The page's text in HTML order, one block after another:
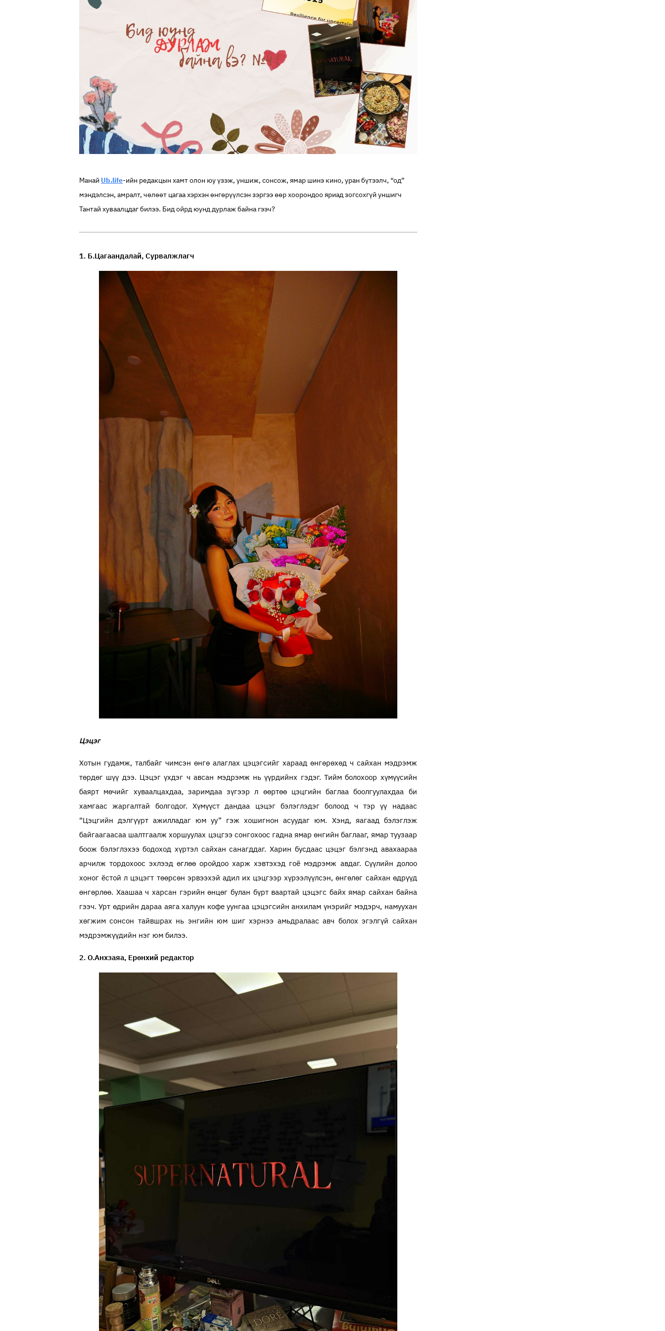
Манай Ub.life-ийн редакцын хамт олон юу үзэж, уншиж, сонсож, ямар шинэ кино, уран бүтээлч, “од”
мэндэлсэн, амралт, чөлөөт цагаа хэрхэн өнгөрүүлсэн зэргээ өөр хоорондоо яриад зогсохгүй уншигч
Тантай хуваалцдаг билээ. Бид ойрд юунд дурлаж байна гээч?
1. Б.Цагаандалай, Сурвалжлагч
Цэцэг
Хотын гудамж, талбайг чимсэн өнгө алаглах цэцэгсийг хараад өнгөрөхөд ч сайхан мэдрэмж
төрдөг шүү дээ. Цэцэг үхдэг ч авсан мэдрэмж нь үүрдийнх гэдэг. Тийм болохоор хүмүүсийн
баярт мөчийг хуваалцахдаа, заримдаа зүгээр л өөртөө цэцгийн баглаа боолгуулахдаа би
хамгаас жаргалтай болгодог. Хүмүүст дандаа цэцэг бэлэглэдэг болоод ч тэр үү надаас
“Цэцгийн дэлгүүрт ажилладаг юм уу” гэж хошигнон асуудаг юм. Хэнд, яагаад бэлэглэж
байгаагаасаа шалтгаалж хоршуулах цэцгээ сонгохоос гадна ямар өнгийн баглааг, ямар туузаар
боож бэлэглэхээ бодоход хүртэл сайхан санагддаг. Харин бусдаас цэцэг бэлгэнд авахаараа
арчилж тордохоос эхлээд өглөө оройдоо харж хэвтэхэд гоё мэдрэмж авдаг. Сүүлийн долоо
хоног ёстой л цэцэгт төөрсөн эрвээхэй адил их цэцгээр хүрээлүүлсэн, өнгөлөг сайхан өдрүүд
өнгөрлөө. Хаашаа ч харсан гэрийн өнцөг булан бүрт ваартай цэцэгс байх ямар сайхан байна
гээч. Урт өдрийн дараа аяга халуун кофе уунгаа цэцэгсийн анхилам үнэрийг мэдэрч, намуухан
хөгжим сонсон тайвшрах нь энгийн юм шиг хэрнээ амьдралаас авч болох эгэлгүй сайхан
мэдрэмжүүдийн нэг юм билээ.
2. О.Анхзаяа, Ерөнхий редактор